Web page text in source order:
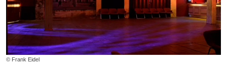
© Frank Eidel